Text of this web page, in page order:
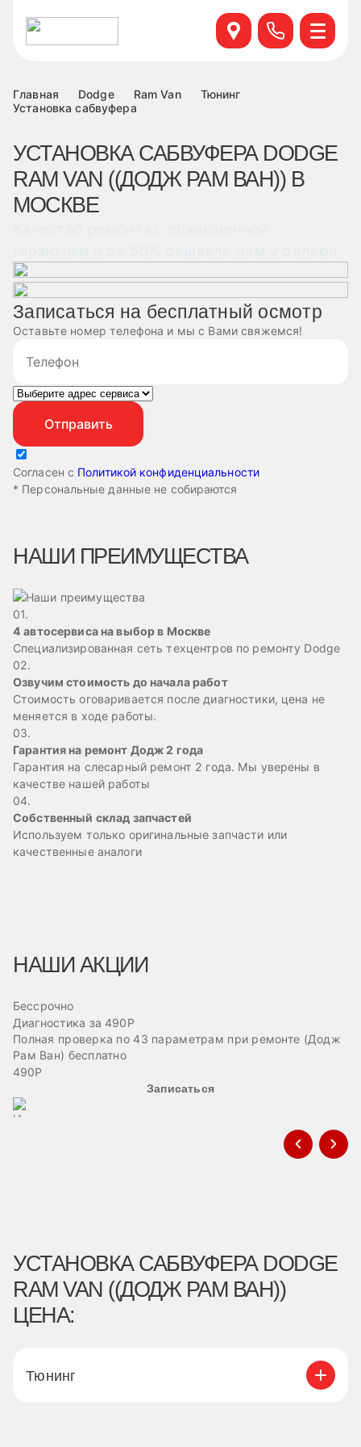
Севастопольский пр. 95 б, к.6
+7 499 495-45-76
+7 499 460-63-34
Лобненская д.17 к.6
+7 499 495-49-37
Главная Dodge Ram Van
Тюнинг
Установка сабвуфера
УСТАНОВКА САБВУФЕРА DODGE
RAM VAN ((ДОДЖ РАМ ВАН)) В
МОСКВЕ
Записаться на бесплатный осмотр
Оставьте номер телефона и мы с Вами свяжемся!
Согласен с Политикой конфиденциальности
* Персональные данные не собираются
НАШИ ПРЕИМУЩЕСТВА
01.
4 автосервиса на выбор в Москве
Специализированная сеть техцентров по ремонту Dodge
02.
Озвучим стоимость до начала работ
Стоимость оговаривается после диагностики, цена не
меняется в ходе работы.
03.
Гарантия на ремонт Додж 2 года
Гарантия на слесарный ремонт 2 года. Мы уверены в
качестве нашей работы
04.
Собственный склад запчастей
Используем только оригинальные запчасти или
качественные аналоги
НАШИ АКЦИИ
Бессрочно
Диагностика за 490Р
Полная проверка по 43 параметрам при ремонте (Додж
Рам Ван) бесплатно
490Р
Записаться
УСТАНОВКА САБВУФЕРА DODGE
RAM VAN ((ДОДЖ РАМ ВАН))
ЦЕНА:
Тюнинг